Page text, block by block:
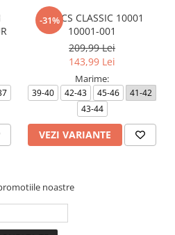
-31%
CROCS CLASSIC 10001
10001-001
209,99 Lei
143,99 Lei
Marime:
39-40 42-43 45-46
41-42
43-44
VEZI VARIANTE
noastre